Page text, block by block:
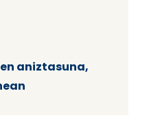
aniztasuna,